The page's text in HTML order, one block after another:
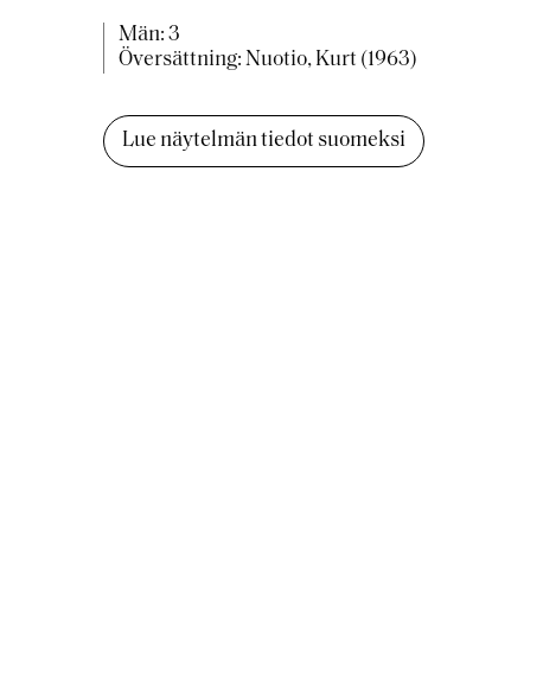
Män: 3
Översättning: Nuotio, Kurt (1963)
Lue näytelmän tiedot suomeksi